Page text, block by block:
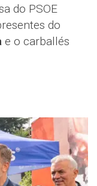
do PSOE
do
e o carballés